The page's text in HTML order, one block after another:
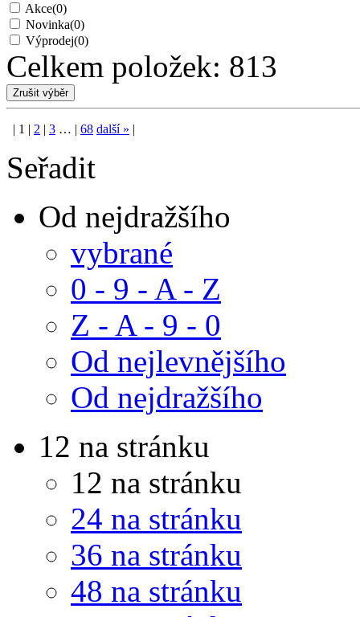
Akce(0)
Novinka(0)
Výprodej(0)
Celkem položek: 813
| 1 | 2 | 3 … | 68 další» |
Seřadit
Od nejdražšího
vybrané
0 - 9 - A - Z
Z - A - 9 - 0
Od nejlevnějšího
Od nejdražšího
12 na stránku
12 na stránku
24 na stránku
36 na stránku
48 na stránku